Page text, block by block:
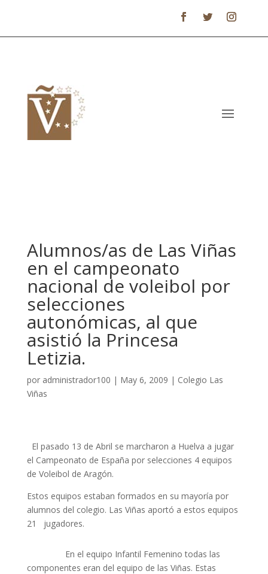
Alumnos/as de Las Viñas
en el campeonato
nacional de voleibol por
selecciones
autonómicas, al que
asistió la Princesa
Letizia.
por administrador100 | May 6, 2009 | Colegio Las
Viñas
El pasado 13 de Abril se marcharon a Huelva a jugar
el Campeonato de España por selecciones 4 equipos
de Voleibol de Aragón.
Estos equipos estaban formados en su mayoría por
alumnos del colegio. Las Viñas aportó a estos equipos
21 jugadores.
En el equipo Infantil Femenino todas las
componentes eran del equipo de las Viñas. Estas